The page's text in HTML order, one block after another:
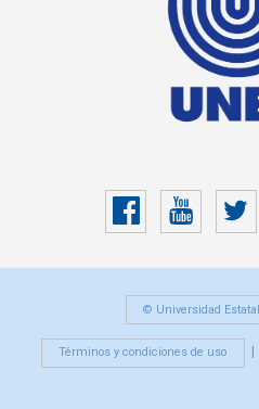
Facebook
YouTube
© Universidad
Términos y condiciones de uso